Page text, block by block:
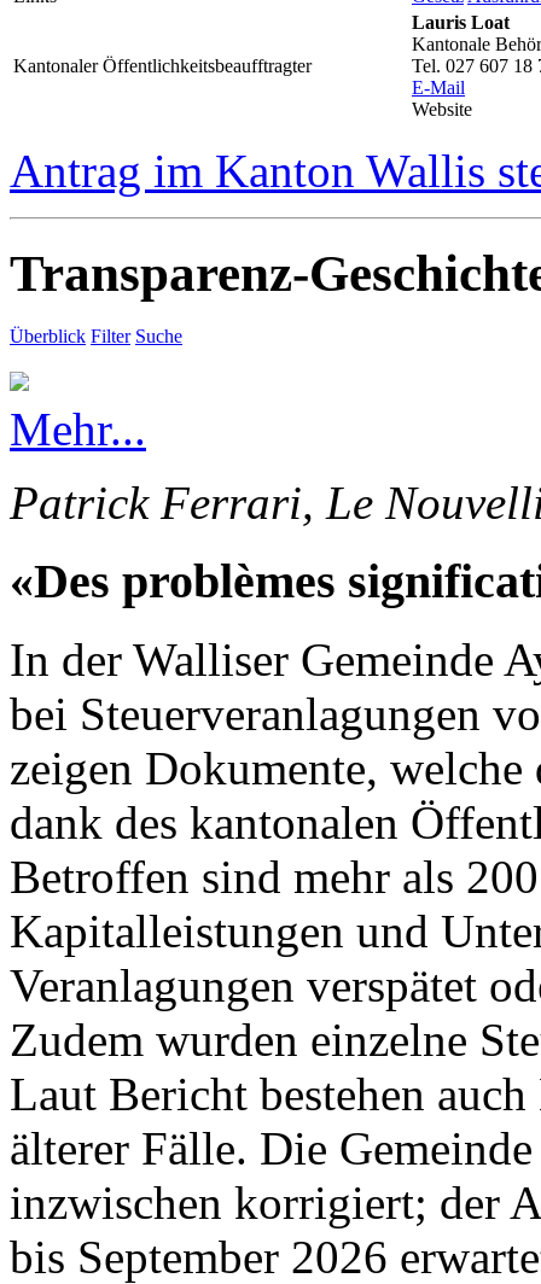
Kantonaler Öffentlichkeitsbeaufftragter
Lauris Loat
Kantonale
Tel. 027 607 18
E-Mail
Website
Antrag im Kanton Wallis
Transparenz-
Überblick Filter Suche
Mehr...
Patrick Ferrari, Le
«Des problèmes
In der Walliser Gemeinde
bei Steuerveranlagungen
zeigen Dokumente,
dank des kantonalen
Betroffen sind mehr als
Kapitalleistungen und
Veranlagungen verspätet
Zudem wurden einzelne
Laut Bericht bestehen
älterer Fälle. Die
inzwischen korrigiert; der
bis September 2026